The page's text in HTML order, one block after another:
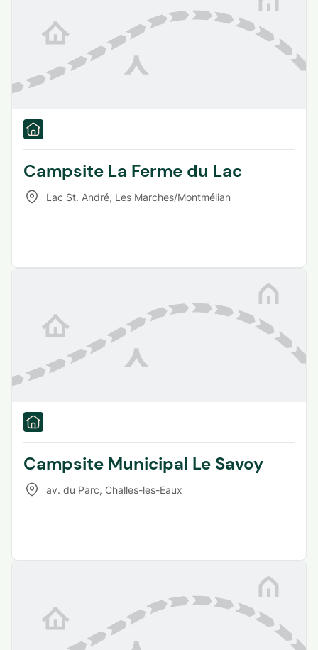
Campsite La Ferme du Lac
Lac St. André, Les Marches/Montmélian
Campsite Municipal Le Savoy
av. du Parc, Challes-les-Eaux